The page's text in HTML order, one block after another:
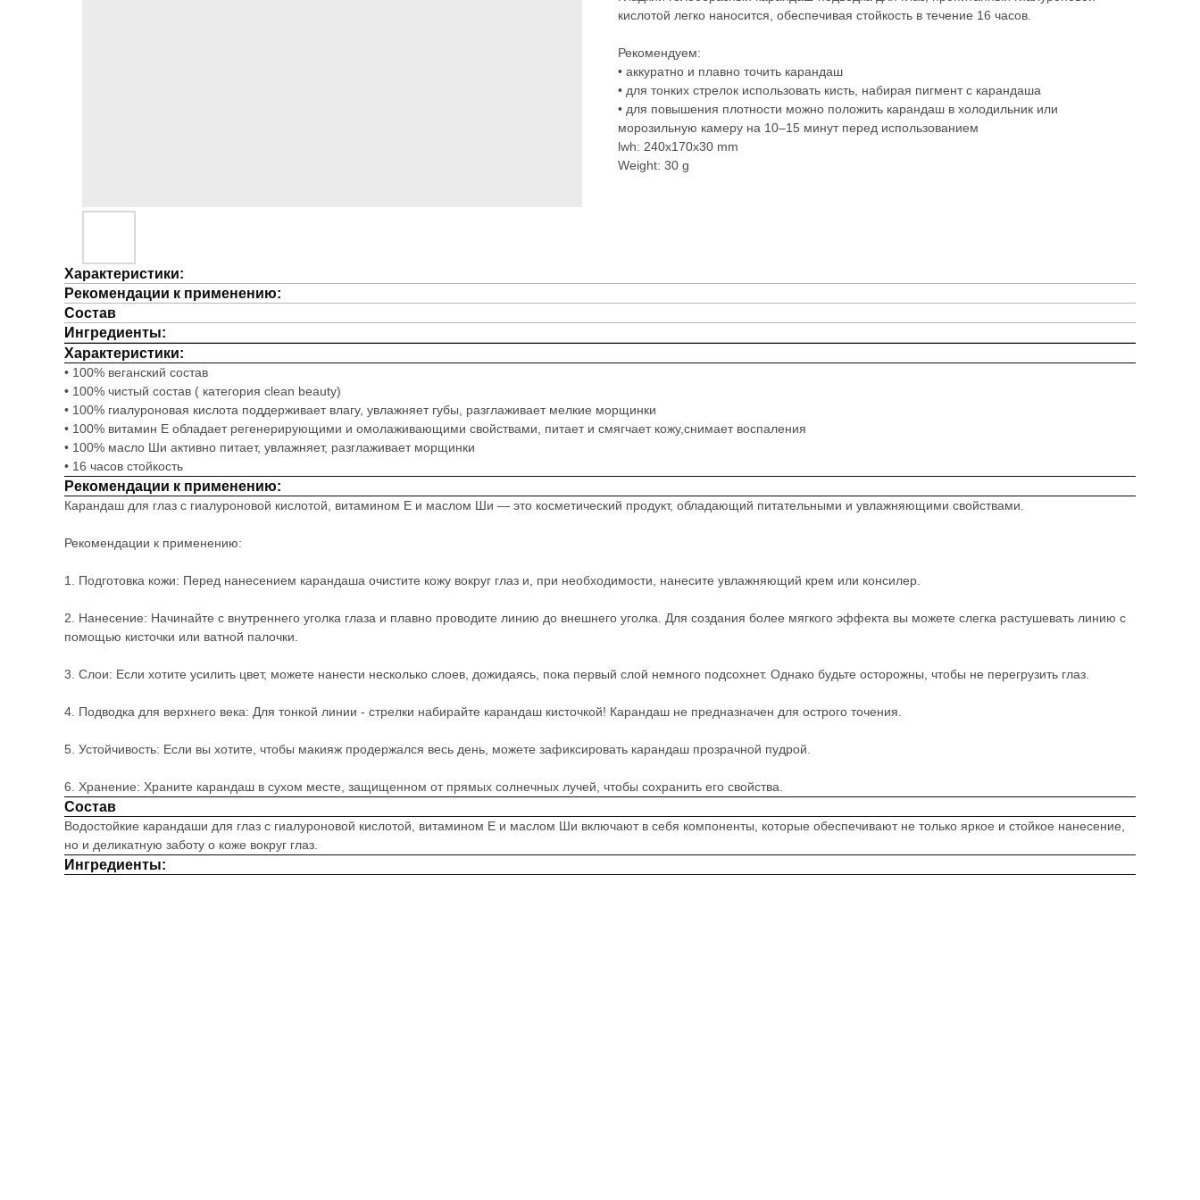
кислотой легко наносится, обеспечивая стойкость в течение 16 часов.
Рекомендуем:
• аккуратно и плавно точить карандаш
• для тонких стрелок использовать кисть, набирая пигмент с карандаша
• для повышения плотности можно положить карандаш в холодильник или
морозильную камеру на 10–15 минут перед использованием
lwh: 240x170x30 mm
Weight: 30 g
Характеристики:
Рекомендации к применению:
Состав
Ингредиенты:
Характеристики:
• 100% веганский состав
• 100% чистый состав ( категория clean beauty)
• 100% гиалуроновая кислота поддерживает влагу, увлажняет губы, разглаживает мелкие морщинки
• 100% витамин Е обладает регенерирующими и омолаживающими свойствами, питает и смягчает кожу,снимает воспаления
• 100% масло Ши активно питает, увлажняет, разглаживает морщинки
• 16 часов стойкость
Рекомендации к применению:
Карандаш для глаз с гиалуроновой кислотой, витамином Е и маслом Ши — это косметический продукт, обладающий питательными и увлажняющими свойствами.
Рекомендации к применению:
1. Подготовка кожи: Перед нанесением карандаша очистите кожу вокруг глаз и, при необходимости, нанесите увлажняющий крем или консилер.
2. Нанесение: Начинайте с внутреннего уголка глаза и плавно проводите линию до внешнего уголка. Для создания более мягкого эффекта вы можете слегка растушевать линию с
помощью кисточки или ватной палочки.
3. Слои: Если хотите усилить цвет, можете нанести несколько слоев, дожидаясь, пока первый слой немного подсохнет. Однако будьте осторожны, чтобы не перегрузить глаз.
4. Подводка для верхнего века: Для тонкой линии - стрелки набирайте карандаш кисточкой! Карандаш не предназначен для острого точения.
5. Устойчивость: Если вы хотите, чтобы макияж продержался весь день, можете зафиксировать карандаш прозрачной пудрой.
6. Хранение: Храните карандаш в сухом месте, защищенном от прямых солнечных лучей, чтобы сохранить его свойства.
Состав
Водостойкие карандаши для глаз с гиалуроновой кислотой, витамином Е и маслом Ши включают в себя компоненты, которые обеспечивают не только яркое и стойкое нанесение,
но и деликатную заботу о коже вокруг глаз.
Ингредиенты: